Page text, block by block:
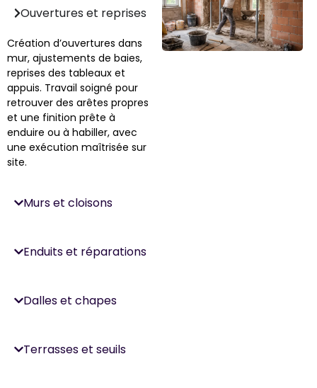
Ouvertures et reprises
Création d’ouvertures dans
mur, ajustements de baies,
reprises des tableaux et
appuis. Travail soigné pour
retrouver des arêtes propres
et une finition prête à
enduire ou à habiller, avec
une exécution maîtrisée sur
site.
Murs et cloisons
Enduits et réparations
Dalles et chapes
Terrasses et seuils